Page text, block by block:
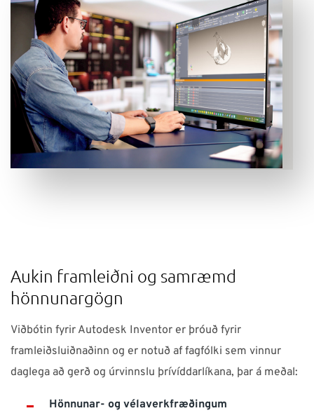
Aukin framleiðni og samræmd
hönnunargögn
Viðbótin fyrir Autodesk Inventor er þróuð fyrir
framleiðsluiðnaðinn og er notuð af fagfólki sem vinnur
daglega að gerð og úrvinnslu þrívíddarlíkana, þar á meðal:
Hönnunar- og vélaverkfræðingum